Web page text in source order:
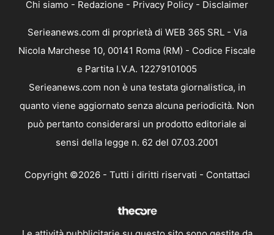
Chi siamo - Redazione - Privacy Policy - Disclaimer
Serieanews.com di proprietà di WEB 365 SRL - Via
Nicola Marchese 10, 00141 Roma (RM) - Codice Fiscale
e Partita I.V.A. 12279101005
Serieanews.com non è una testata giornalistica, in
quanto viene aggiornato senza alcuna periodicità. Non
può pertanto considerarsi un prodotto editoriale ai
sensi della legge n. 62 del 07.03.2001
Copyright ©2026 - Tutti i diritti riservati - Contattaci